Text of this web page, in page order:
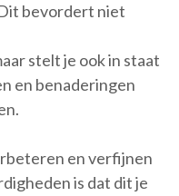
bevordert niet
stelt je ook in staat
en benaderingen
en verfijnen
is dat dit je